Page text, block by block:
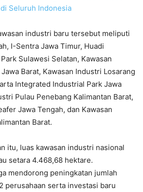
Seluruh Indonesia
industri baru tersebut meliputi
I-Sentra Jawa Timur, Huadi
Sulawesi Selatan, Kawasan
Barat, Kawasan Industri Losarang
Integrated Industrial Park Jawa
Pulau Penebang Kalimantan Barat,
Jawa Tengah, dan Kawasan
Barat.
itu, luas kawasan industri nasional
setara 4.468,68 hektare.
mendorong peningkatan jumlah
perusahaan serta investasi baru